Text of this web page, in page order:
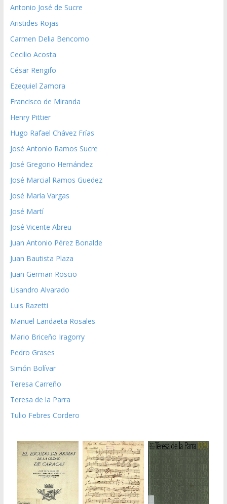
Antonio José de Sucre
Aristides Rojas
Carmen Delia Bencomo
Cecilio Acosta
César Rengifo
Ezequiel Zamora
Francisco de Miranda
Henry Pittier
Hugo Rafael Chávez Frías
José Antonio Ramos Sucre
José Gregorio Hernández
José Marcial Ramos Guedez
José María Vargas
José Martí
José Vicente Abreu
Juan Antonio Pérez Bonalde
Juan Bautista Plaza
Juan German Roscio
Lisandro Alvarado
Luis Razetti
Manuel Landaeta Rosales
Mario Briceño Iragorry
Pedro Grases
Simón Bolívar
Teresa Carreño
Teresa de la Parra
Tulio Febres Cordero